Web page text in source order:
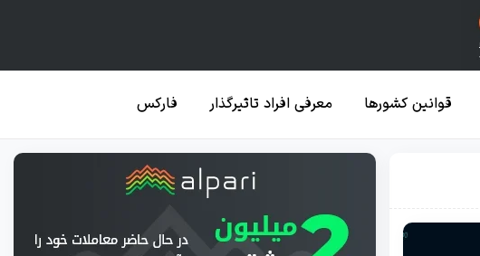
قوانین کشورها معرفی افراد تاثیرگذار فارکس